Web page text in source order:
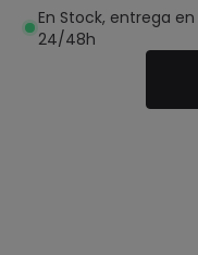
En Stock, entrega en
24/48h